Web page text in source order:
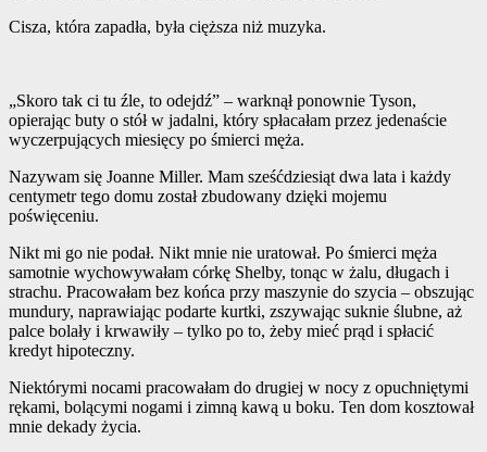
Cisza, która zapadła, była cięższa niż muzyka.
„Skoro tak ci tu źle, to odejdź” – warknął ponownie Tyson,
opierając buty o stół w jadalni, który spłacałam przez jedenaście
wyczerpujących miesięcy po śmierci męża.
Nazywam się Joanne Miller. Mam sześćdziesiąt dwa lata i każdy
centymetr tego domu został zbudowany dzięki mojemu
poświęceniu.
Nikt mi go nie podał. Nikt mnie nie uratował. Po śmierci męża
samotnie wychowywałam córkę Shelby, tonąc w żalu, długach i
strachu. Pracowałam bez końca przy maszynie do szycia – obszując
mundury, naprawiając podarte kurtki, zszywając suknie ślubne, aż
palce bolały i krwawiły – tylko po to, żeby mieć prąd i spłacić
kredyt hipoteczny.
Niektórymi nocami pracowałam do drugiej w nocy z opuchniętymi
rękami, bolącymi nogami i zimną kawą u boku. Ten dom kosztował
mnie dekady życia.